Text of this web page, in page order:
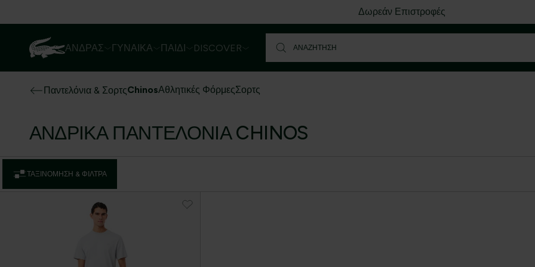
Δωρεάν Επιστροφές
ΆΝΔΡΑΣ ΓΥΝΑΊΚΑ ΠΑΙΔΊ DISCOVER
Παντελόνια & ΣορτςChinosΑθλητικές ΦόρμεςΣορτς
ΑΝΔΡΙΚΆ ΠΑΝΤΕΛΌΝΙΑ CHINOS
ΤΑΞΙΝΌΜΗΣΗ & ΦΊΛΤΡΑ